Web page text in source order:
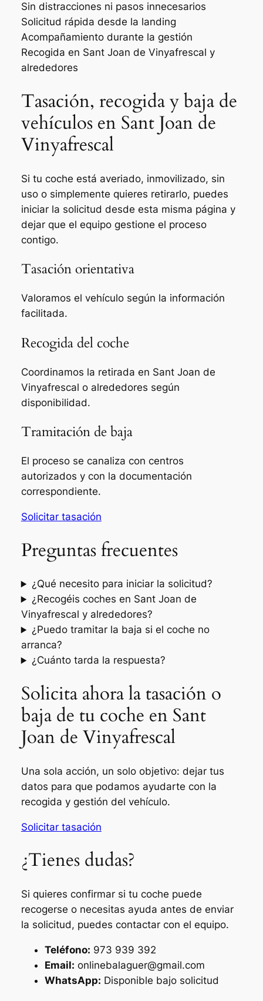
Sin distracciones ni pasos innecesarios
Solicitud rápida desde la landing
Acompañamiento durante la gestión
Recogida en Sant Joan de Vinyafrescal y
alrededores
Tasación, recogida y baja de
vehículos en Sant Joan de
Vinyafrescal
Si tu coche está averiado, inmovilizado, sin
uso o simplemente quieres retirarlo, puedes
iniciar la solicitud desde esta misma página y
dejar que el equipo gestione el proceso
contigo.
Tasación orientativa
Valoramos el vehículo según la información
facilitada.
Recogida del coche
Coordinamos la retirada en Sant Joan de
Vinyafrescal o alrededores según
disponibilidad.
Tramitación de baja
El proceso se canaliza con centros
autorizados y con la documentación
correspondiente.
Solicitar tasación
Preguntas frecuentes
¿Qué necesito para iniciar la solicitud?
¿Recogéis coches en Sant Joan de
Vinyafrescal y alrededores?
¿Puedo tramitar la baja si el coche no
arranca?
¿Cuánto tarda la respuesta?
Solicita ahora la tasación o
baja de tu coche en Sant
Joan de Vinyafrescal
Una sola acción, un solo objetivo: dejar tus
datos para que podamos ayudarte con la
recogida y gestión del vehículo.
Solicitar tasación
¿Tienes dudas?
Si quieres confirmar si tu coche puede
recogerse o necesitas ayuda antes de enviar
la solicitud, puedes contactar con el equipo.
Teléfono: 973 939 392
Email: onlinebalaguer@gmail.com
WhatsApp: Disponible bajo solicitud